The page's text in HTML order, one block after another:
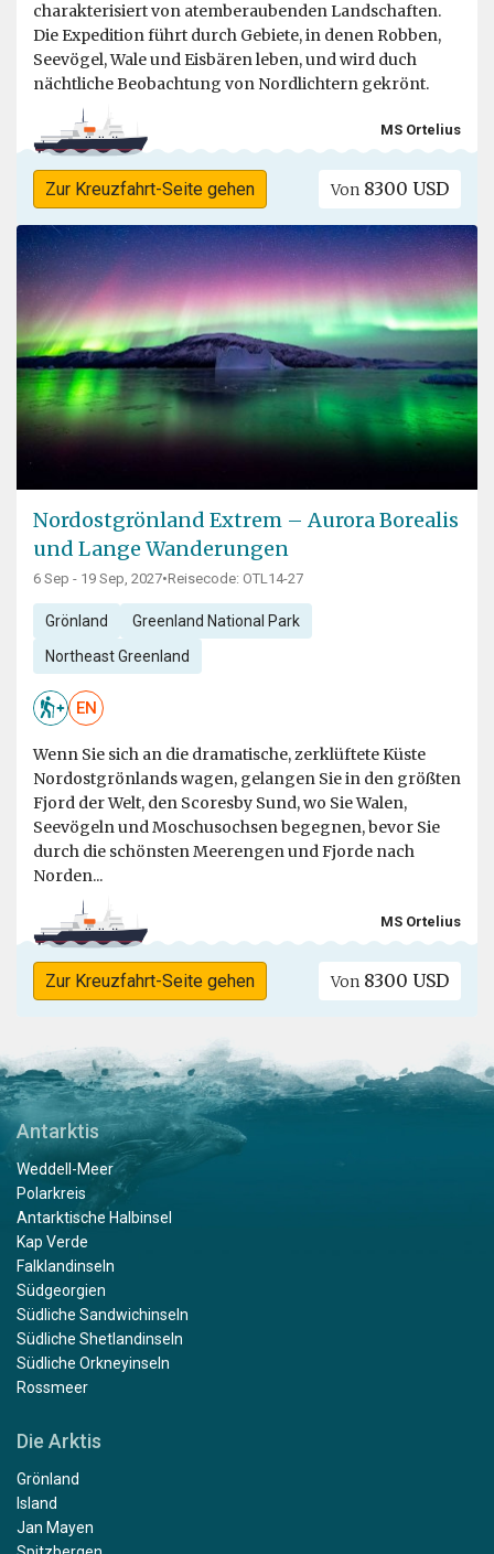
charakterisiert von atemberaubenden Landschaften.
Die Expedition führt durch Gebiete, in denen Robben,
Seevögel, Wale und Eisbären leben, und wird duch
nächtliche Beobachtung von Nordlichtern gekrönt.
MS Ortelius
Zur Kreuzfahrt-Seite gehen Von 8300 USD
Nordostgrönland Extrem – Aurora Borealis
und Lange Wanderungen
6 Sep - 19 Sep, 2027•Reisecode: OTL14-27
Grönland Greenland National Park
Northeast Greenland
EN
Wenn Sie sich an die dramatische, zerklüftete Küste
Nordostgrönlands wagen, gelangen Sie in den größten
Fjord der Welt, den Scoresby Sund, wo Sie Walen,
Seevögeln und Moschusochsen begegnen, bevor Sie
durch die schönsten Meerengen und Fjorde nach
Norden...
MS Ortelius
Zur Kreuzfahrt-Seite gehen Von 8300 USD
Antarktis
Weddell-Meer
Polarkreis
Antarktische Halbinsel
Kap Verde
Falklandinseln
Südgeorgien
Südliche Sandwichinseln
Südliche Shetlandinseln
Südliche Orkneyinseln
Rossmeer
Die Arktis
Grönland
Island
Jan Mayen